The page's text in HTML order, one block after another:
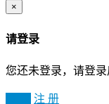
×
请登录
您还未登录，请登录
注 册